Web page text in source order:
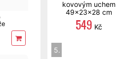
kovovým uchem
49x23x28 cm
549 Kč
5.